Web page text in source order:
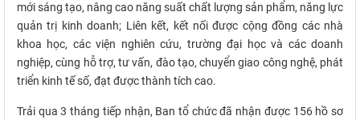
mới sáng tạo, nâng cao năng suất chất lượng sản phẩm, năng lực
quản trị kinh doanh; Liên kết, kết nối được cộng đồng các nhà
khoa học, các viện nghiên cứu, trường đại học và các doanh
nghiệp, cùng hỗ trợ, tư vấn, đào tạo, chuyển giao công nghệ, phát
triển kinh tế số, đạt được thành tích cao.
Trải qua 3 tháng tiếp nhận, Ban tổ chức đã nhận được 156 hồ sơ